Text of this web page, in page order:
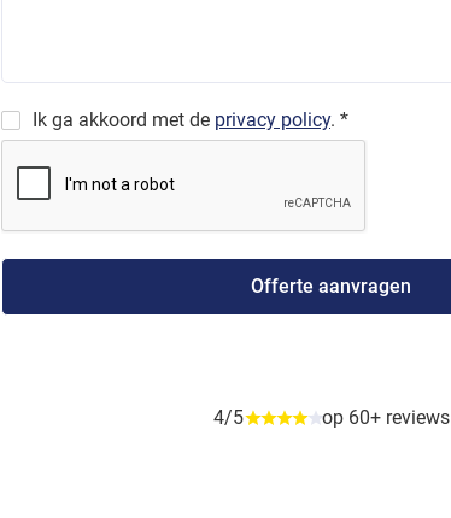
Ik ga akkoord met de privacy policy. *
4/5 op 60+ reviews